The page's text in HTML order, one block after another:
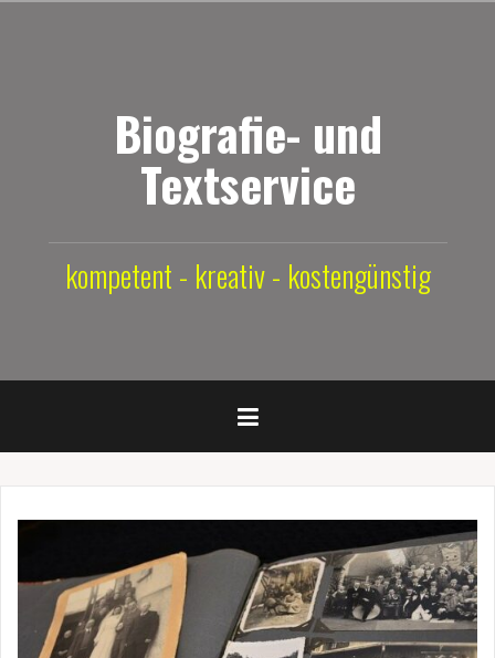
Biografie- und
Textservice
kompetent - kreativ - kostengünstig